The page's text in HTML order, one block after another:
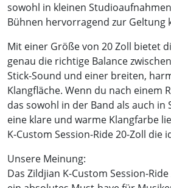
sowohl in kleinen
Bühnen hervorragend zur Geltung
Mit einer Größe von 20 Zoll bietet
genau die richtige Balance
Stick-Sound und einer breiten,
Klangfläche. Wenn du nach einem
das sowohl in der Band als auch in
eine klare und warme Klangfarbe
K-Custom Session-Ride 20-Zoll die
Unsere Meinung:
Das Zildjian K-Custom Session-